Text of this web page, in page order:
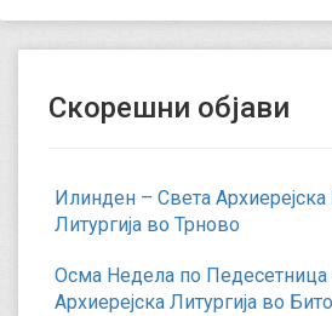
Скорешни објави
Илинден – Света
Литургија во Трново
Осма Недела по Педесетница
Архиерејска Литургија во